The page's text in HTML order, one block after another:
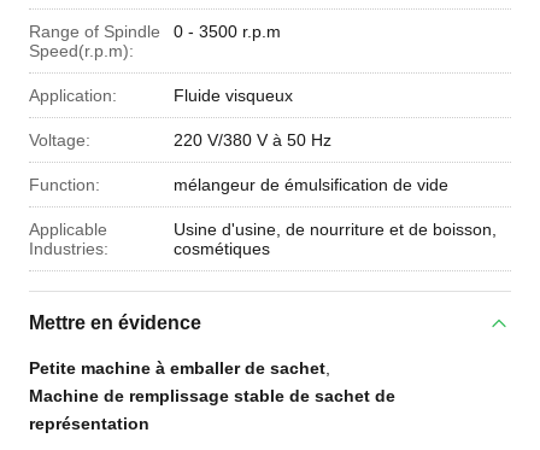
Range of Spindle
Speed(r.p.m):
0 - 3500 r.p.m
Application: Fluide visqueux
Voltage: 220 V/380 V à 50 Hz
Function: mélangeur de émulsification de vide
Applicable
Industries:
Usine d'usine, de nourriture et de boisson,
cosmétiques
Mettre en évidence
Petite machine à emballer de sachet
Machine de remplissage stable de sachet de
représentation